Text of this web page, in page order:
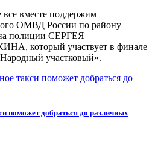
вместе поддержим
ОМВД России по району
полиции СЕРГЕЯ
который участвует в финале
участковый».
поможет добраться до различных